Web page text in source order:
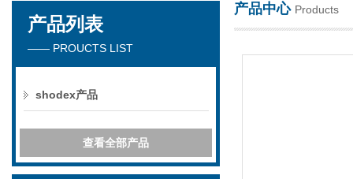
天津琛航科苑科技发展有限公司
产品列表
—— PROUCTS LIST
shodex产品
查看全部产品
产品中心 Products